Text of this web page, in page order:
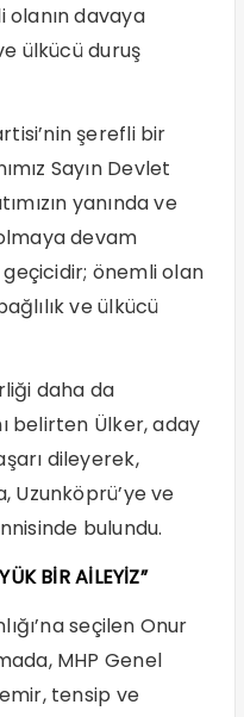
davaya
ülkücü duruş
şerefli bir
Sayın Devlet
yanında ve
devam
önemli olan
ve ülkücü
daha da
belirten Ülker, aday
dileyerek,
Uzunköprü’ye ve
bulundu.
BİR AİLEYİZ”
seçilen Onur
MHP Genel
tensip ve